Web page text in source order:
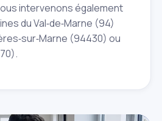
intervenons également
du Val‑de‑Marne (94)
(94430) ou